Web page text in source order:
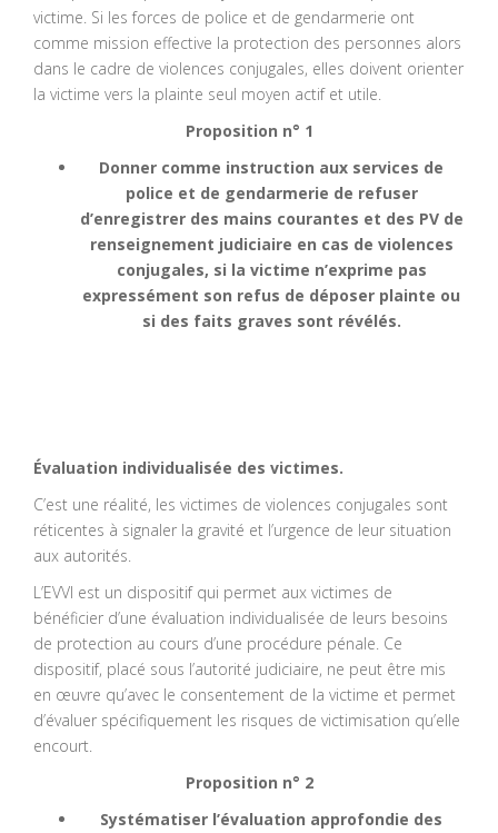
victime. Si les forces de police et de gendarmerie ont
comme mission effective la protection des personnes alors
dans le cadre de violences conjugales, elles doivent orienter
la victime vers la plainte seul moyen actif et utile.
Proposition n° 1
Donner comme instruction aux services de
police et de gendarmerie de refuser
d’enregistrer des mains courantes et des PV de
renseignement judiciaire en cas de violences
conjugales, si la victime n’exprime pas
expressément son refus de déposer plainte ou
si des faits graves sont révélés.
Évaluation individualisée des victimes.
C’est une réalité, les victimes de violences conjugales sont
réticentes à signaler la gravité et l’urgence de leur situation
aux autorités.
L’EVVI est un dispositif qui permet aux victimes de
bénéficier d’une évaluation individualisée de leurs besoins
de protection au cours d’une procédure pénale. Ce
dispositif, placé sous l’autorité judiciaire, ne peut être mis
en œuvre qu’avec le consentement de la victime et permet
d’évaluer spécifiquement les risques de victimisation qu’elle
encourt.
Proposition n° 2
Systématiser l’évaluation approfondie des